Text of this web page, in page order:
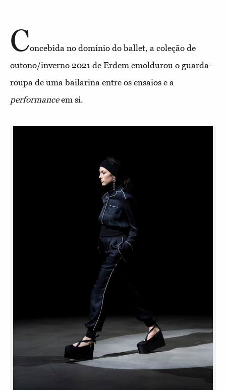
Concebida no domínio do ballet, a coleção de
outono/inverno 2021 de Erdem emoldurou o guarda-
roupa de uma bailarina entre os ensaios e a
performanceem si.